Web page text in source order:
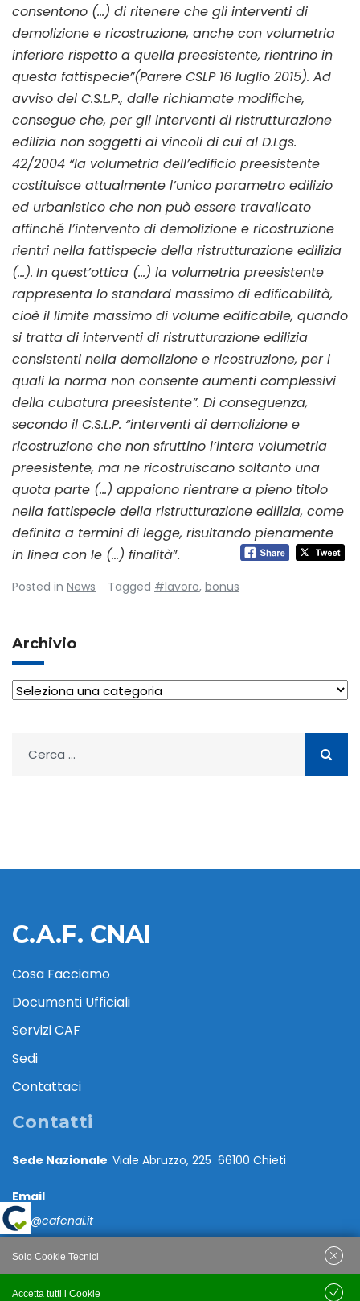
consentono (…) di ritenere che gli interventi di
demolizione e ricostruzione, anche con volumetria
inferiore rispetto a quella preesistente, rientrino in
questa fattispecie”(Parere CSLP 16 luglio 2015). Ad
avviso del C.S.L.P., dalle richiamate modifiche,
consegue che, per gli interventi di ristrutturazione
edilizia non soggetti ai vincoli di cui al D.Lgs.
42/2004 “la volumetria dell’edificio preesistente
costituisce attualmente l’unico parametro edilizio
ed urbanistico che non può essere travalicato
affinché l’intervento di demolizione e ricostruzione
rientri nella fattispecie della ristrutturazione edilizia
(…). In quest’ottica (…) la volumetria preesistente
rappresenta lo standard massimo di edificabilità,
cioè il limite massimo di volume edificabile, quando
si tratta di interventi di ristrutturazione edilizia
consistenti nella demolizione e ricostruzione, per i
quali la norma non consente aumenti complessivi
della cubatura preesistente”. Di conseguenza,
secondo il C.S.L.P. “interventi di demolizione e
ricostruzione che non sfruttino l’intera volumetria
preesistente, ma ne ricostruiscano soltanto una
quota parte (…) appaiono rientrare a pieno titolo
nella fattispecie della ristrutturazione edilizia, come
definita a termini di legge, risultando pienamente
in linea con le (…) finalità”.
Posted in News Tagged #lavoro, bonus
Archivio
Archivio
per:
C.A.F. CNAI
Cosa Facciamo
Documenti Ufficiali
Servizi CAF
Sedi
Contattaci
Contatti
Sede Nazionale Viale Abruzzo, 225 66100 Chieti
Email
caf@cafcnai.it
Posta Certificata
Accetta tutti i Cookie
Solo Cookie Tecnici
Salva